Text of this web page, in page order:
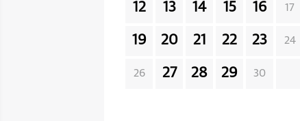
12 13 14 15 16 17
19 20 21 22 23 24
26 27 28 29 30